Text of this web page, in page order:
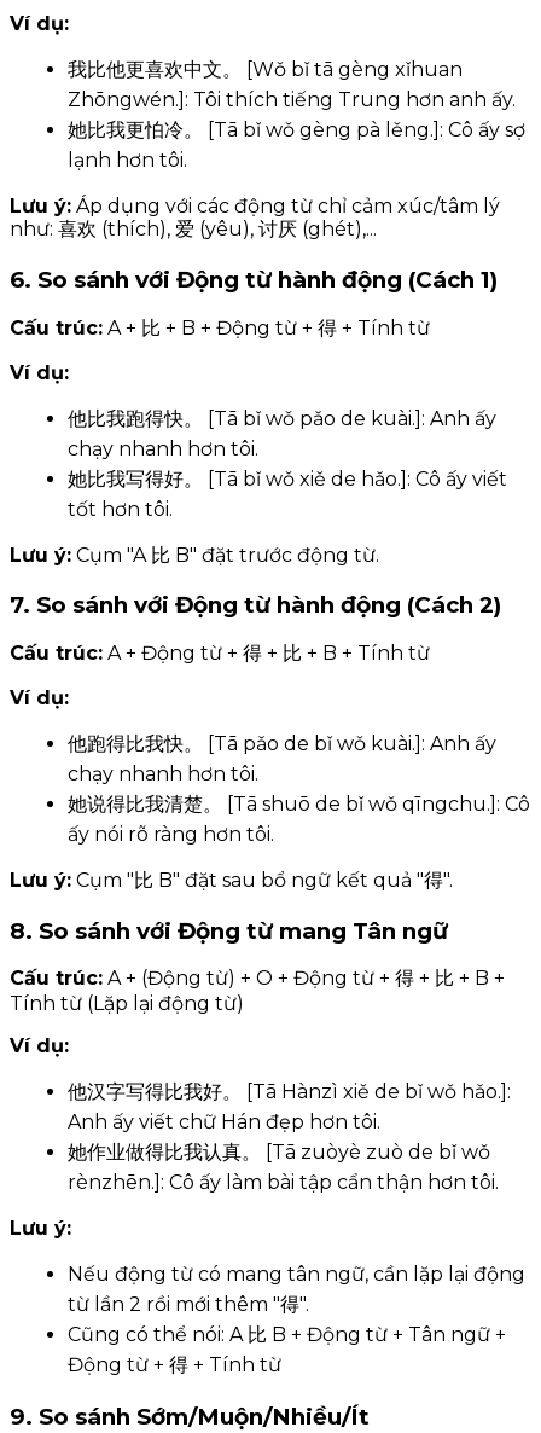
Ví dụ:
我比他更喜欢中文。 [Wǒ bǐ tā gèng xǐhuan
Zhōngwén.]: Tôi thích tiếng Trung hơn anh ấy.
她比我更怕冷。 [Tā bǐ wǒ gèng pà lěng.]: Cô ấy sợ
lạnh hơn tôi.
Lưu ý: Áp dụng với các động từ chỉ cảm xúc/tâm lý
như: 喜欢 (thích), 爱 (yêu), 讨厌 (ghét),...
6. So sánh với Động từ hành động (Cách 1)
Cấu trúc: A + 比 + B + Động từ + 得 + Tính từ
Ví dụ:
他比我跑得快。 [Tā bǐ wǒ pǎo de kuài.]: Anh ấy
chạy nhanh hơn tôi.
她比我写得好。 [Tā bǐ wǒ xiě de hǎo.]: Cô ấy viết
tốt hơn tôi.
Lưu ý: Cụm "A 比 B" đặt trước động từ.
7. So sánh với Động từ hành động (Cách 2)
Cấu trúc: A + Động từ + 得 + 比 + B + Tính từ
Ví dụ:
他跑得比我快。 [Tā pǎo de bǐ wǒ kuài.]: Anh ấy
chạy nhanh hơn tôi.
她说得比我清楚。 [Tā shuō de bǐ wǒ qīngchu.]: Cô
ấy nói rõ ràng hơn tôi.
Lưu ý: Cụm "比 B" đặt sau bổ ngữ kết quả "得".
8. So sánh với Động từ mang Tân ngữ
Cấu trúc: A + (Động từ) + O + Động từ + 得 + 比 + B +
Tính từ (Lặp lại động từ)
Ví dụ:
他汉字写得比我好。 [Tā Hànzì xiě de bǐ wǒ hǎo.]:
Anh ấy viết chữ Hán đẹp hơn tôi.
她作业做得比我认真。 [Tā zuòyè zuò de bǐ wǒ
rènzhēn.]: Cô ấy làm bài tập cẩn thận hơn tôi.
Lưu ý:
Nếu động từ có mang tân ngữ, cần lặp lại động
từ lần 2 rồi mới thêm "得".
Cũng có thể nói: A 比 B + Động từ + Tân ngữ +
Động từ + 得 + Tính từ
9. So sánh Sớm/Muộn/Nhiều/Ít